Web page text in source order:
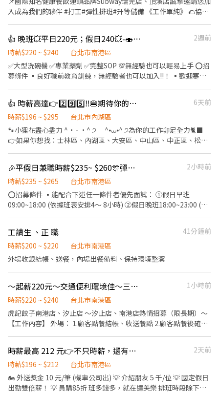
入成為我們的夥伴 #打工#彈性排班#升等儲備 《工作單純》 🌮協助
儲備幹部 🚙上班地點，可多方選擇 我們有不同分店可滿足你的工作
需求！ 🕗多種不同時段，方便安排 ☝️歡迎二度就業或兼職斜槓 趕快
與我們聯繫，期待你加入！
👍 晚班💥平日220元；假日240💥-🍣SUSHIRO台北永春店🍣#待遇佳
2週前
時薪$220 ~ $240
台北市南港區
✅️大型洗碗機 ✅️專業藥劑 ✅️完整SOP 💯無經驗也可以輕易上手 ⭕招
募條件 ▪良好職前教育訓練，無經驗者也可以加入!!！ ▪歡迎寒暑
餐具清洗、餐具收納、環境整理整頓、環境清潔 ⭕獎金福利 ▪生日
禮券 ▪不定期活動競賽獎金 ▪一年4次考核及調薪！！ ▪加班費5
分鐘為單位精準計算 ⭕企業魅力 ▪「以人為本」注重團隊合作及交
流，採納同仁的意見，提升參與感 ▪除學習到日本商業禮儀、衛生
有升遷加薪的機會 ▪享有完善的福利制度，加班費為5分鐘為單位
計算，重視員工的辛勤付出 ▪計畫拓展全台灣，讓更多人有機會品
為單位計算) ②勞保、健保、意外險 ③每月提撥勞工退休新制6% ④
特休／年假按照勞基法規定 ⑤颱風天出勤津貼補助 ⑥員工店內用餐
折扣 ⑦提供員工制服 ⑧任職一年後提供免費健檢
👍 時薪高達👉2️⃣9️⃣5️⃣‼️🍔期待你的「麥」力演出🍟餐飲服務員
6天前
時薪$196 ~ $295
台北市內湖區
🐾小狸花盡心盡力 ^• ᵕ •^ ੭ ^⦁⩊⦁^ ੭為你的工作卯足全力🐈‍⬛
👉如果你想找：士林區、內湖區、大安區、中山區、中正區、松山
客服務 🍌 炸物製餐 🍑 廚具、環境清潔維護 🫐 主管交辦事宜 🍉 內外
場都會接觸唷 .˚⊹ ⁺‧ 【工作時間】 ‧⁺ ⊹˚. ☀️ 早班：07:00 - 14:00
🌙 晚班：16:00 - 23:00 ⭐ 夜班：21:00 - 02:00 ⚠️每間店有缺的時段
不同，應徵時請告知我要應徵哪一區或哪間店 .˚⊹ ⁺‧ 【薪資制度】
‧⁺ ⊹˚. 💰 在上述時段內，時薪為 $ 225 ~ 240 🪙 若非以上時段，時
📌 採排休制（無固定休） 🗓️ 周一至週日皆需排班 🚫 周六、周日可
排休不可固定休 .˚⊹ ⁺‧ 【上班地點】 ‧⁺ ⊹˚. 👉士林區 台北士林店
內湖區內湖路一段283號 台北舊宗二店📍台北市內湖區舊宗路一段
275號 👉大安區 羅斯福店📍台北市大安區羅斯福路二段45號 台北麟
光店📍台北市大安區和平東路三段406巷8號 台北復興二店📍台北市
號 👉中山區 台北長春店📍台北市中山區長春路172號 台北南京五店
📍台北市中山區南京東路三段210之1號 👉中正區 林森二店📍台北
市中正區林森南路1號 台北濟南店📍台北市中正區濟南路二段66號
台北館前店📍台北市中正區館前路8號 台北公園店📍台北市中正區
公園路30-1號 台北南昌店📍台北市中正區南昌路一段149號 👉松山
區 台北民生店📍台北市松山區民生東路三段135號 台北民權店📍台
北市松山區民權東路三段128號 台北南京二店📍台北市松山區南京
東路五段162號 台北南京六店📍台北市松山區南京東路四段57號 👉
信義區 忠孝四店📍台北市信義區忠孝東路五段522號 台北101店📍
🎉平假日兼職時薪$235~ $260🎊彈性排歡迎二度就業🙋學生打工🧑‍🎓
2小時前
時薪$235 ~ $265
台北市南港區
⭕招募條件 ▪能配合下述任一條件者優先面試： ①假日早班
09:00~18:00 (依據班表安排4～ 8小時) ②假日晚班18:00~23:00 (依
皆可以商談！ ▪職前教育訓練，歡迎無經驗者加入!! ▪歡迎二度就
業、外籍學生、實習簽約 ▪彈性排班：09:00~23:00(請於面試時與
主管確認班表) ⭕工作內容 ▪外場 帶客入座→介紹、服務→商品提
獎金福利 ▪生日禮券 ▪不定期活動競賽獎金 ▪一年4次考核及調
薪！！ ▪加班費5分鐘為單位計算 ⭕企業魅力 ▪「以人為本」注重
業禮儀、衛生知識及專業的烹飪技巧，還可接觸店鋪的經營管理，
例如：成本控管及數據分析等專業知識 ▪升遷快速且制度完善，依
努力及成果將有升遷加薪的機會 ▪享有完善的福利制度，加班費
為5分鐘為單位計算，重視員工的辛勤付出 ▪計畫拓展全台灣，
工讀生 、正 職
41分鐘前
時薪$200 ~ $220
台北市南港區
外場收銀結帳、送餐，內場出餐備料、保持環境整潔
～起薪220元～交通便利環境佳～三商餐飲「虎記餃子南港店」～內外場夥伴～
1小時前
時薪$220 ~ $240
台北市南港區
虎記餃子南港店、汐止店 ～汐止店、南港店熱情招募（限長期）～
【工作內容】 外場： 1.顧客點餐結帳、收送餐點 2.顧客點餐後確認
項準備工作 3.環境清潔 4.離峰時的清潔維護 5.食材保存期限管理 6.
開場準備工作、打烊清潔工作 【上班地點】 南港店:台北市南港區經
貿二路131號B1(南港Lalaport) 汐止店:新北市汐止區新台五路一段
95號B1 (iFG遠雄廣場) 【其他】 1.排班時間：9:00-22:00之間安排
時薪最高 212 元👉不只時薪，還有獎金就在達美樂 (昆陽)
2天前
時薪$196 ~ $212
台北市南港區
🏍️ 外送獎金 10 元/筆 (機車公司出) 💡 介紹朋友 5 千/位 💡 國定假日
出勤雙倍薪！ 💡 員購85折 班多錢多，就在達美樂 排班時段除下列